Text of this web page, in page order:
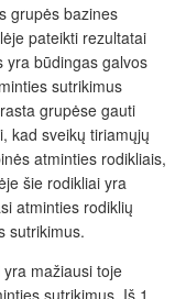
grupės bazines
pateikti rezultatai
yra būdingas galvos
sutrikimus
grupėse gauti
kad sveikų tiriamųjų
atminties rodikliais,
šie rodikliai yra
atminties rodiklių
sutrikimus.
mažiausi toje
sutrikimus. Iš 1